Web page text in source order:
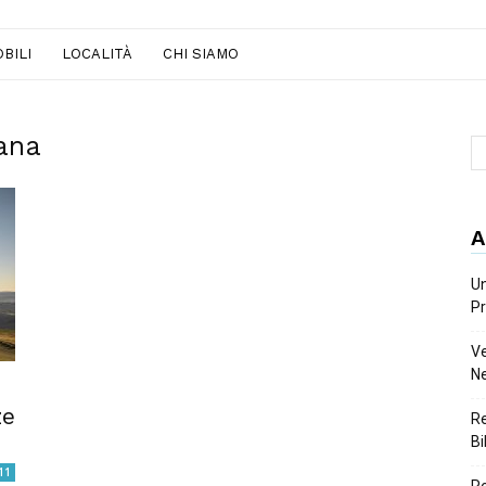
LOCALITÀ CHI SIAMO
11